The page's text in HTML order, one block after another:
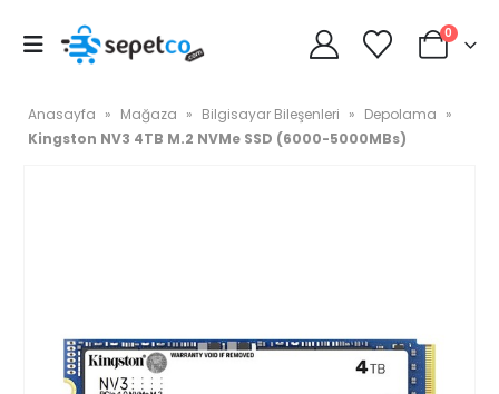
0
Anasayfa » Mağaza » Bilgisayar Bileşenleri » Depolama »
Kingston NV3 4TB M.2 NVMe SSD (6000-5000MBs)